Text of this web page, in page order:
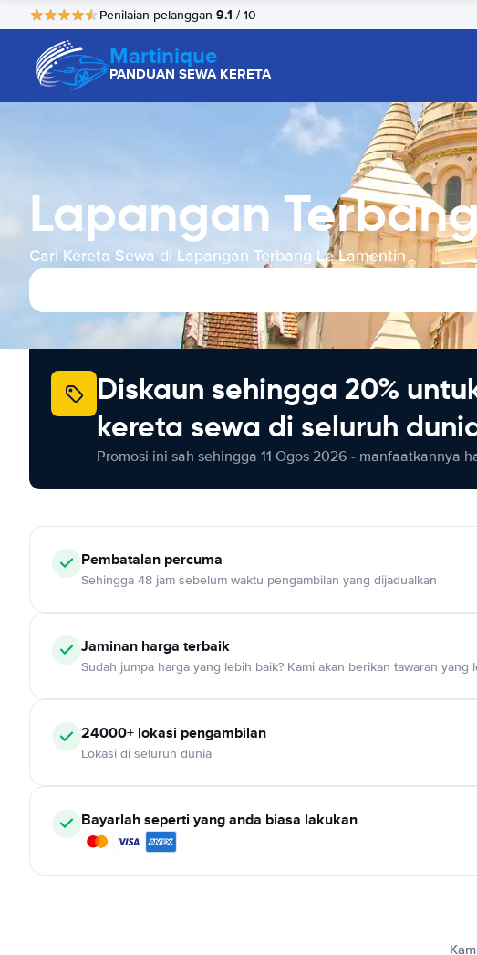
Penilaian pelanggan 9.1 / 10
Martinique
PANDUAN SEWA KERETA
Lapangan
Cari Kereta Sewa di Lapangan Terbang Le Lamentin
Diskaun sehingga 20%
kereta sewa di seluruh
Promosi ini sah sehingga 11 Ogos 2026 - manfaatkannya
Pembatalan percuma
Sehingga 48 jam sebelum waktu pengambilan yang dijadualkan
Jaminan harga terbaik
Sudah jumpa harga yang lebih baik? Kami akan berikan tawaran yang
24000+ lokasi pengambilan
Lokasi di seluruh dunia
Bayarlah seperti yang anda biasa lakukan